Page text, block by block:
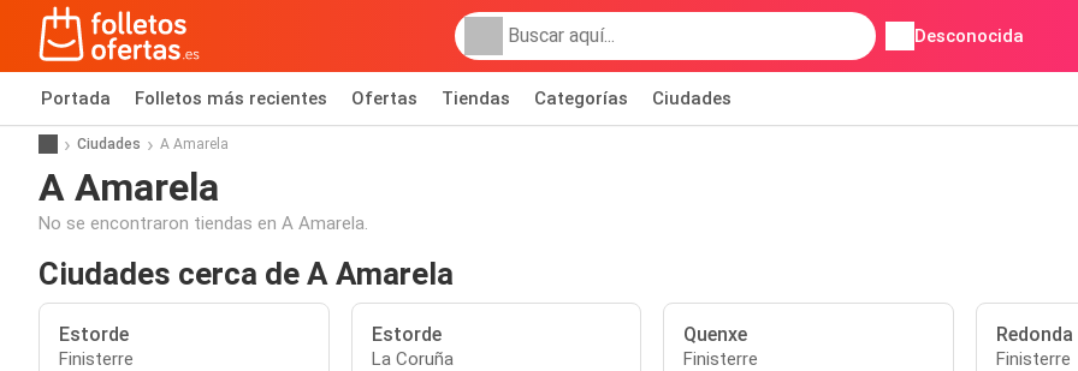
Desconocida
Portada Folletos más recientes Ofertas Tiendas Categorías Ciudades
Ciudades A Amarela
A Amarela
No se encontraron tiendas en A Amarela.
Ciudades cerca de A Amarela
Estorde
Finisterre
Estorde
La Coruña
Quenxe
Finisterre
Redonda
Finisterre